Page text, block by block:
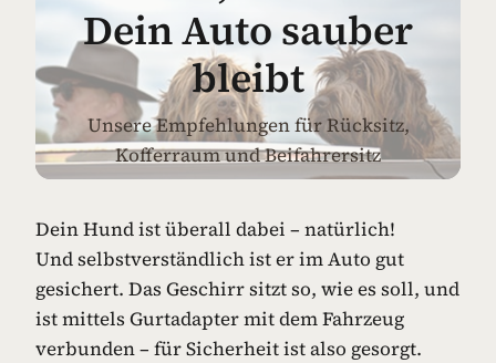
Dein Auto sauber
bleibt
Unsere Empfehlungen für Rücksitz,
Kofferraum und Beifahrersitz
Dein Hund ist überall dabei – natürlich!
Und selbstverständlich ist er im Auto gut
gesichert. Das Geschirr sitzt so, wie es soll, und
ist mittels Gurtadapter mit dem Fahrzeug
verbunden – für Sicherheit ist also gesorgt.